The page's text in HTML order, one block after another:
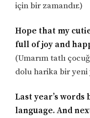
için bir zamandır.)
Hope that my
full of joy and
(Umarım tatlı
dolu harika bir yeni
Last year’s words
language. And